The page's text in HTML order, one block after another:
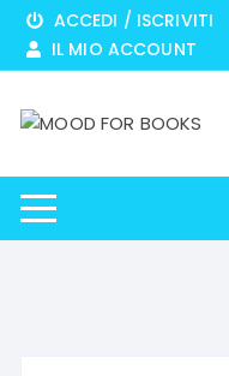
Vai
contenuto
ACCEDI / ISCRIVITI
IL MIO ACCOUNT